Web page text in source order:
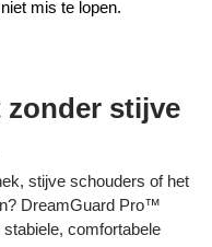
mis te lopen.
stijve
stijve schouders of het
DreamGuard Pro™
comfortabele